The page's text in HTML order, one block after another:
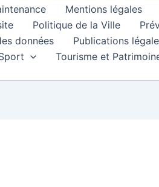
Mentions légales
Politique de la Ville
données
Publications
Tourisme et